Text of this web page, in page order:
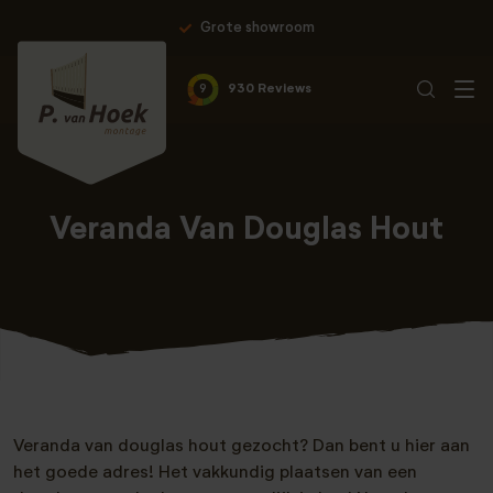
Grote showroom
9 930 Reviews
Veranda Van Douglas Hout
Veranda van douglas hout gezocht? Dan bent u hier aan
het goede adres! Het vakkundig plaatsen van een